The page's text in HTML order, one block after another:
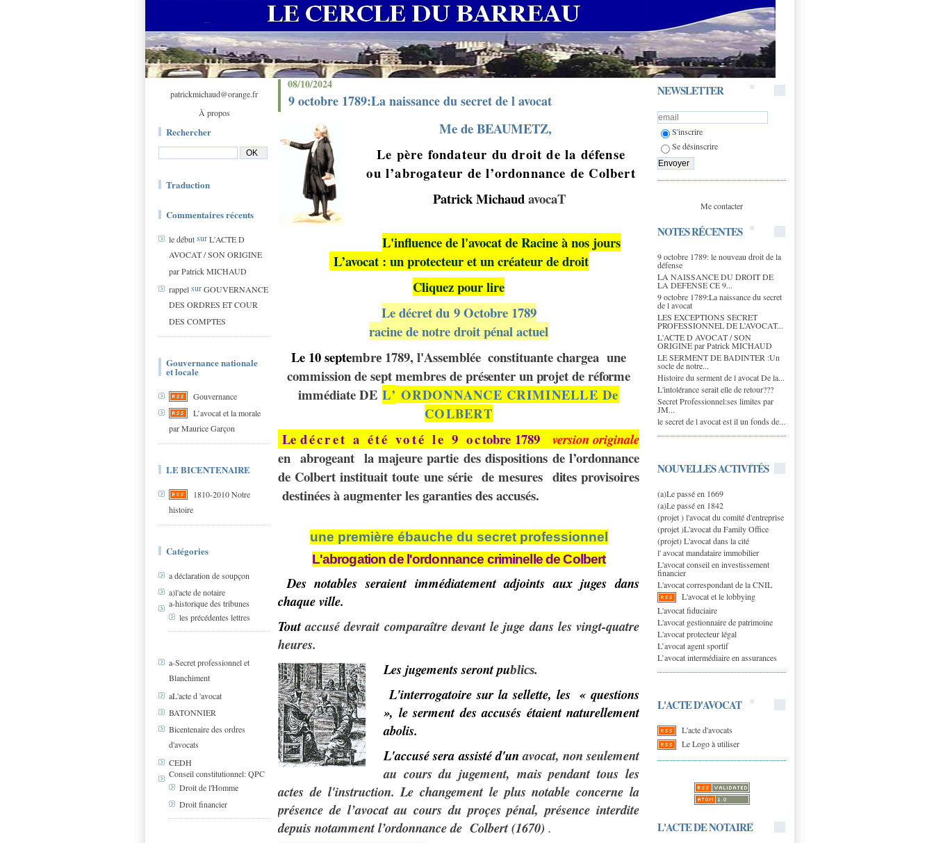
patrickmichaud@orange.fr
À propos
Rechercher
Traduction
Commentaires récents
le débutsurL'ACTE D
AVOCAT / SON ORIGINE
par Patrick MICHAUD
rappelsurGOUVERNANCE
DES ORDRES ET COUR
DES COMPTES
Gouvernance nationale
et locale
Gouvernance
L’avocat et la morale
par Maurice Garçon
LE BICENTENAIRE
1810-2010 Notre
histoire
Catégories
a déclaration de soupçon
a)l'acte de notaire
a-historique des tribunes
les précédentes lettres
a-Secret professionnel et
Blanchiment
aL'acte d 'avocat
BATONNIER
Bicentenaire des ordres
d'avocats
CEDH
Conseil constitutionnel: QPC
Droit de l'Homme
Droit financier
NEWSLETTER
S'inscrire
Se désinscrire
Me contacter
NOTES RÉCENTES
9 octobre 1789: le nouveau droit de la
défense
LA NAISSANCE DU DROIT DE
LA DEFENSE CE 9...
9 octobre 1789:La naissance du secret
de l avocat
LES EXCEPTIONS SECRET
PROFESSIONNEL DE L’AVOCAT...
L'ACTE D AVOCAT / SON
ORIGINE par Patrick MICHAUD
LE SERMENT DE BADINTER :Un
socle de notre...
Histoire du serment de l avocat De la...
L'intolérance serait elle de retour???
Secret Professionnel:ses limites par
JM...
le secret de l avocat est il un fonds de...
NOUVELLES ACTIVITÉS
(a)Le passé en 1669
(a)Le passé en 1842
(projet ) l'avocat du comité d'entreprise
(projet )L'avocat du Family Office
(projet) L'avocat dans la cité
l' avocat mandataire immobilier
L'avocat conseil en investissement
financier
L'avocat correspondant de la CNIL
L'avocat et le lobbying
L'avocat fiduciaire
L'avocat gestionnaire de patrimoine
L'avocat protecteur légal
L’avocat agent sportif
L’avocat intermédiaire en assurances
L'ACTE D'AVOCAT
L'acte d'avocats
Le Logo à utiliser
L'ACTE DE NOTAIRE
08/10/2024
9 octobre 1789:La naissance du secret de l avocat
Me de BEAUMETZ,
Le père fondateur du droit de la défense
ou l’abrogateur de l’ordonnance de Colbert
Patrick Michaud avocaT
L'influence de l'avocat de Racine à nos jours
L’avocat : un protecteur et un créateur de droit
Cliquez pour lire
Le décret du 9 Octobre 1789
racine de notre droit pénal actuel
Le 10 septembre 1789, l'Assemblée constituante chargea une
commissionde sept membres deprésenterunprojetderéforme
immédiate DEL’ ORDONNANCE CRIMINELLE De
COLBERT
Le décret a été voté le 9 octobre 1789 version originale
en abrogeant la majeure partie des dispositions de l’ordonnance
de Colbert instituait toute une série de mesures ditesprovisoires
destinées àaugmenter les garanties des accusés.
une première ébauche du secret professionnel
L'abrogation de l'ordonnance criminelle de Colbert
Des notables seraient immédiatement adjoints aux juges dans
chaqueville.
Tout accusé devrait comparaître devant le juge dans les vingt-quatre
heures.
Les jugements seront publics.
L'interrogatoire sur la sellette, les « questions
», le serment des accusés étaient naturellement
abolis.
L'accusé sera assisté d'un avocat, non seulement
au coursdu jugement, mais pendant tous les
actes de l'instruction. Le changement le plus notable concerne la
présence de l’avocat au cours du proçes pénal, présence interdite
depuis notamment l’ordonnance de Colbert (1670) .